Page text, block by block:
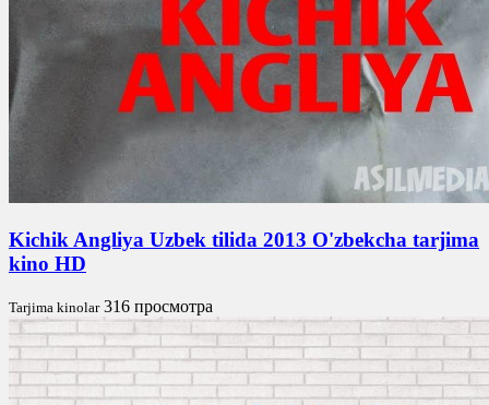
Kichik Angliya Uzbek tilida 2013 O'zbekcha tarjima
kino HD
Tarjima kinolar 316 просмотра